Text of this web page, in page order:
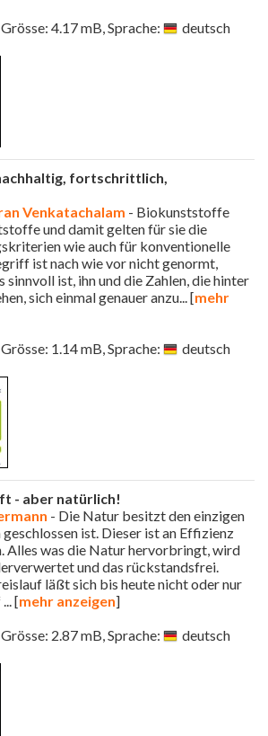
4.17 mB, Sprache:
deutsch
fortschrittlich,
Venkatachalam - Biokunststoffe
und damit gelten für sie die
wie auch für konventionelle
ist nach wie vor nicht genormt,
sinnvoll ist, ihn und die Zahlen, die hinter
sich einmal genauer anzu... [mehr
1.14 mB, Sprache:
deutsch
- aber natürlich!
- Die Natur besitzt den einzigen
ist. Dieser ist an Effizienz
Alles was die Natur hervorbringt, wird
und das rückstandsfrei.
läßt sich bis heute nicht oder nur
... [mehr anzeigen]
2.87 mB, Sprache:
deutsch